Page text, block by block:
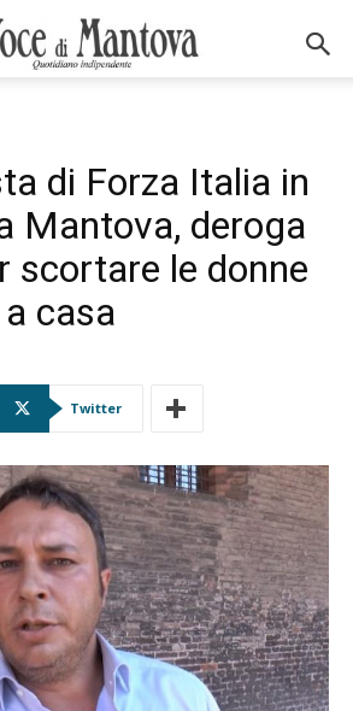
di Forza Italia in
Mantova, deroga
scortare le donne
casa
Twitter